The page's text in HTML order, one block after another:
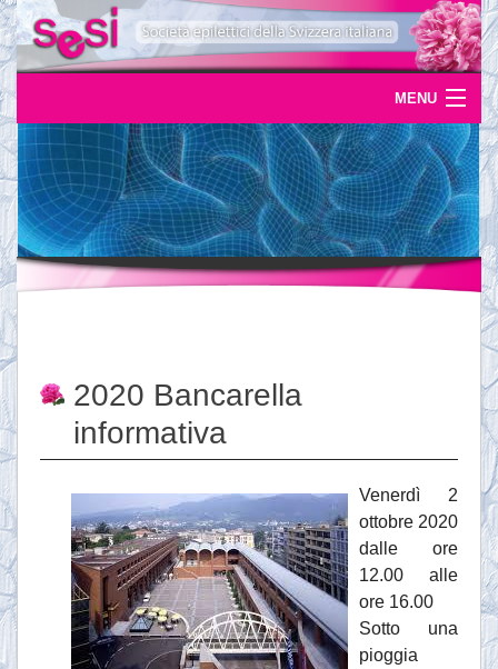
MENU
Home
Uscite
Eventi
News
Servizi
Documentazione
Ordinazioni
2020 Bancarella
informativa
Venerdì 2
ottobre 2020
dalle ore
12.00 alle
ore 16.00
Sotto una
pioggia